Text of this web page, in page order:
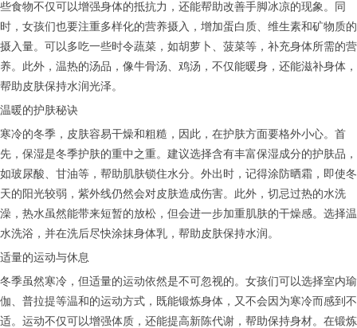
些食物不仅可以增强身体的抵抗力，还能帮助改善手脚冰凉的现象。同
时，女孩们也要注重多样化的营养摄入，增加蛋白质、维生素和矿物质的
摄入量。可以多吃一些时令蔬菜，如胡萝卜、菠菜等，补充身体所需的营
养。此外，温热的汤品，像牛骨汤、鸡汤，不仅能暖身，还能滋补身体，
帮助皮肤保持水润光泽。
温暖的护肤秘诀
寒冷的冬季，皮肤容易干燥和粗糙，因此，在护肤方面要格外小心。首
先，保湿是冬季护肤的重中之重。建议选择含有丰富保湿成分的护肤品，
如玻尿酸、甘油等，帮助肌肤锁住水分。外出时，记得涂防晒霜，即使冬
天的阳光较弱，紫外线仍然会对皮肤造成伤害。此外，切忌过热的水洗
澡，热水虽然能带来短暂的放松，但会进一步加重肌肤的干燥感。选择温
水洗浴，并在洗后尽快涂抹身体乳，帮助皮肤保持水润。
适量的运动与休息
冬季虽然寒冷，但适量的运动依然是不可忽视的。女孩们可以选择室内瑜
伽、普拉提等温和的运动方式，既能锻炼身体，又不会因为寒冷而感到不
适。运动不仅可以增强体质，还能提高新陈代谢，帮助保持身材。在锻炼